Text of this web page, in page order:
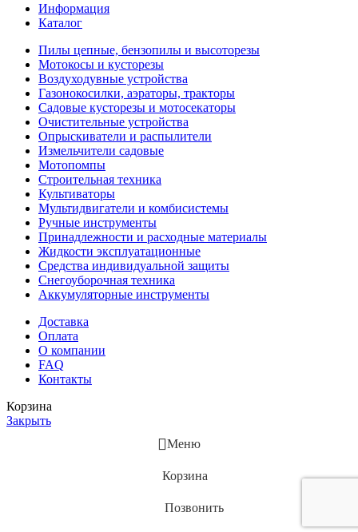
Информация
Каталог
Пилы цепные, бензопилы и высоторезы
Мотокосы и кусторезы
Воздуходувные устройства
Газонокосилки, аэраторы, тракторы
Садовые кусторезы и мотосекаторы
Очистительные устройства
Опрыскиватели и распылители
Измельчители садовые
Мотопомпы
Строительная техника
Культиваторы
Мультидвигатели и комбисистемы
Ручные инструменты
Принадлежности и расходные материалы
Жидкости эксплуатационные
Средства индивидуальной защиты
Снегоуборочная техника
Аккумуляторные инструменты
Доставка
Оплата
О компании
FAQ
Контакты
Корзина
Закрыть
Меню
Корзина
Позвонить